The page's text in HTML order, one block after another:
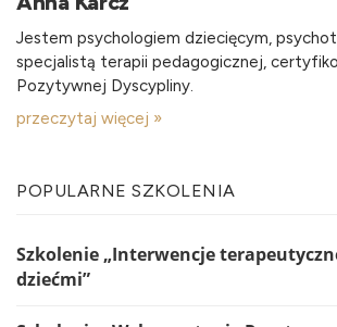
Jestem psychologiem dziecięcym,
specjalistą terapii pedagogicznej,
Pozytywnej Dyscypliny.
przeczytaj więcej »
POPULARNE SZKOLENIA
Szkolenie „Interwencje
dziećmi”